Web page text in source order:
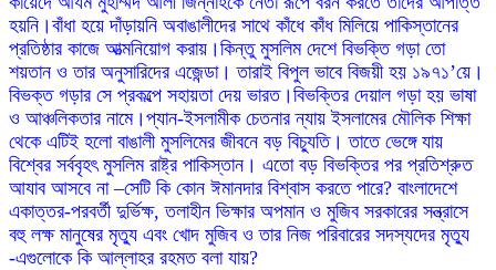
হয়নি।বাঁধা হয়ে দাঁড়ায়নি অবাঙালীদের সাথে কাঁধে কাঁধ মিলিয়ে পাকিস্তানের
প্রতিষ্ঠার কাজে আত্মনিয়োগ করায়।কিন্তু মুসলিম দেশে বিভক্তি গড়া তো
শয়তান ও তার অনুসারিদের এজেন্ডা। তারাই বিপুল ভাবে বিজয়ী হয় ১৯৭১’য়ে।
বিভক্ত গড়ার সে প্রকল্পে সহায়তা দেয় ভারত।বিভক্তির দেয়াল গড়া হয় ভাষা
ও আঞ্চলিকতার নামে।প্যান-ইসলামীক চেতনার ন্যায় ইসলামের মৌলিক শিক্ষা
থেকে এটিই হলো বাঙালী মুসলিমের জীবনে বড় বিচ্যুতি। তাতে ভেঙ্গে যায়
বিশ্বের সর্ববৃহৎ মুসলিম রাষ্ট্র পাকিস্তান। এতো বড় বিভক্তির পর প্রতিশ্রুত
আযাব আসবে না –সেটি কি কোন ঈমানদার বিশ্বাস করতে পারে? বাংলাদেশে
একাত্তর-পরবর্তী দুর্ভিক্ষ, তলাহীন ভিক্ষার অপমান ও মুজিব সরকারের সন্ত্রাসে
বহু লক্ষ মানুষের মৃত্যু এবং খোদ মুজিব ও তার নিজ পরিবারের সদস্যদের মৃত্যু
-এগুলোকে কি আল্লাহর রহমত বলা যায়?